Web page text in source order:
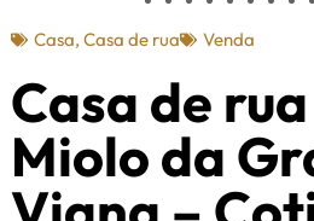
Casa, Casa de rua Venda
Casa de
Miolo da